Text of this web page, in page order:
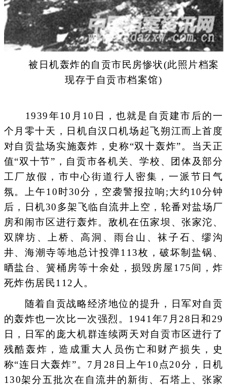
被日机轰炸的自贡市民房惨状(此照片档案
现存于自贡市档案馆)
1939年10月10日，也就是自贡建市后的一
个月零十天，日机自汉口机场起飞朔江而上首度
对自贡盐场实施轰炸，史称“双十轰炸”。当天正
值“双十节”，自贡市各机关、学校、团体及部分
工厂放假，市中心街道行人密集，一派节日气
氛。上午10时30分，空袭警报拉响;大约10分钟
后，日机30多架飞临自流井上空，轮番对盐场厂
房和闹市区进行轰炸。敌机在伍家坝、张家沱、
双牌坊、上桥、高洞、雨台山、袜子石、缪沟
井、海潮寺等地总计投弹113枚，破坏制盐锅、
晒盐台、簧桶房等十余处，损毁房屋175间，炸
死炸伤居民112人。
随着自贡战略经济地位的提升，日军对自贡
的轰炸也一次比一次强烈。1941年7月28日和29
日，日军的庞大机群连续两天对自贡市区进行了
残酷轰炸，造成重大人员伤亡和财产损失，史
称“连日大轰炸”。7月28日上午10点20分，日机
130架分五批次在自流井的新街、石塔上、张家